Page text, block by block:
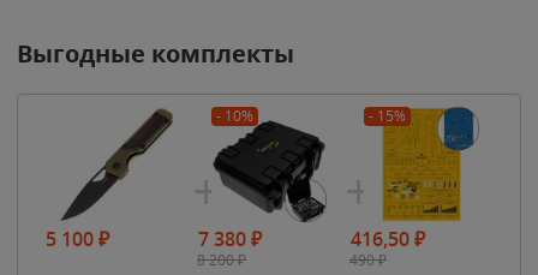
Выгодные комплекты
5 100₽
- 10%
7 380₽
8 200₽
- 15%
416,50₽
490₽